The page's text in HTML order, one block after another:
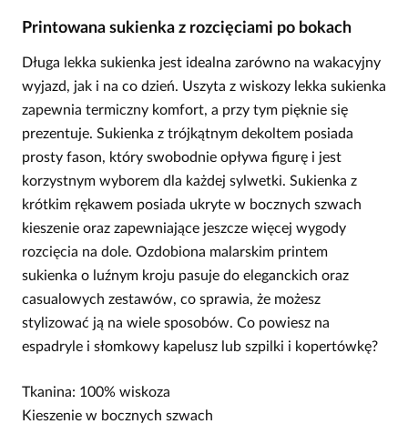
Printowana sukienka z rozcięciami po bokach
Długa lekka sukienka jest idealna zarówno na wakacyjny
wyjazd, jak i na co dzień. Uszyta z wiskozy lekka sukienka
zapewnia termiczny komfort, a przy tym pięknie się
prezentuje. Sukienka z trójkątnym dekoltem posiada
prosty fason, który swobodnie opływa figurę i jest
korzystnym wyborem dla każdej sylwetki. Sukienka z
krótkim rękawem posiada ukryte w bocznych szwach
kieszenie oraz zapewniające jeszcze więcej wygody
rozcięcia na dole. Ozdobiona malarskim printem
sukienka o luźnym kroju pasuje do eleganckich oraz
casualowych zestawów, co sprawia, że możesz
stylizować ją na wiele sposobów. Co powiesz na
espadryle i słomkowy kapelusz lub szpilki i kopertówkę?
Tkanina: 100% wiskoza
Kieszenie w bocznych szwach